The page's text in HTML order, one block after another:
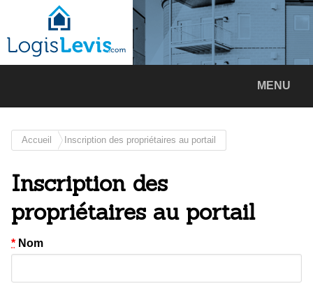
MENU
Accueil Inscription des propriétaires au portail
Inscription des
propriétaires au portail
* Nom